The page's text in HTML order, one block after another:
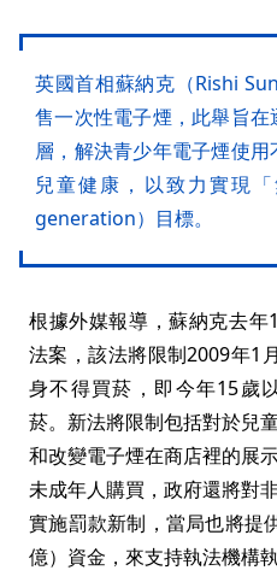
英國首相蘇納克（Rishi
售一次性電子煙，此舉旨
層，解決青少年電子煙使
兒童健康，以致力實現
generation）目標。
根據外媒報導，蘇納克去
法案，該法將限制2009年1
身不得買菸，即今年15歲
菸。新法將限制包括對於兒
和改變電子煙在商店裡的展
未成年人購買，政府還將對
實施罰款新制，當局也將提
億）資金，來支持執法機構